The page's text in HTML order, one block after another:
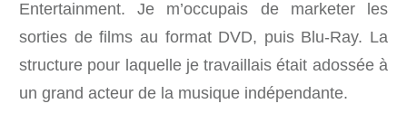
Entertainment. Je m’occupais de marketer les
sorties de films au format DVD, puis Blu-Ray. La
structure pour laquelle je travaillais était adossée à
un grand acteur de la musique indépendante.